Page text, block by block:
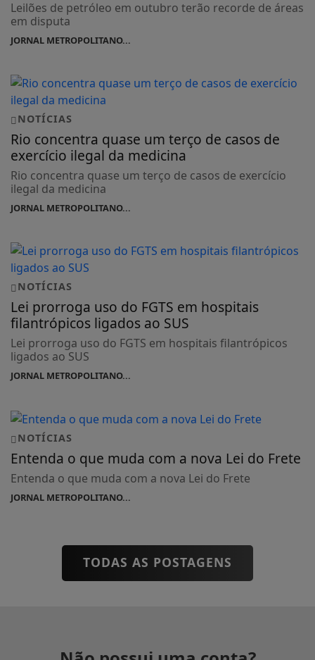
Leilões de petróleo em outubro terão recorde de áreas
em disputa
JORNAL METROPOLITANO...
NOTÍCIAS
Rio concentra quase um terço de casos de
exercício ilegal da medicina
Rio concentra quase um terço de casos de exercício
ilegal da medicina
JORNAL METROPOLITANO...
NOTÍCIAS
Lei prorroga uso do FGTS em hospitais
filantrópicos ligados ao SUS
Lei prorroga uso do FGTS em hospitais filantrópicos
ligados ao SUS
JORNAL METROPOLITANO...
NOTÍCIAS
Entenda o que muda com a nova Lei do Frete
Entenda o que muda com a nova Lei do Frete
JORNAL METROPOLITANO...
TODAS AS POSTAGENS